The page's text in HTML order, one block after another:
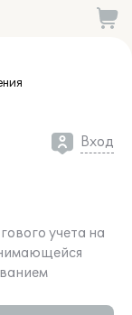
Вход
учета на